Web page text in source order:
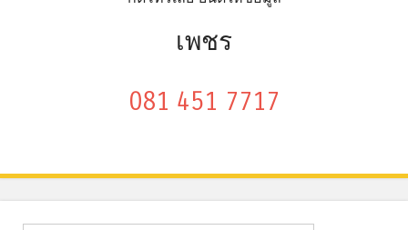
เพชร
081 451 7717